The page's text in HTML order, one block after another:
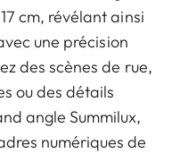
cm, révélant ainsi
une précision
des scènes de rue,
ou des détails
angle Summilux,
numériques de